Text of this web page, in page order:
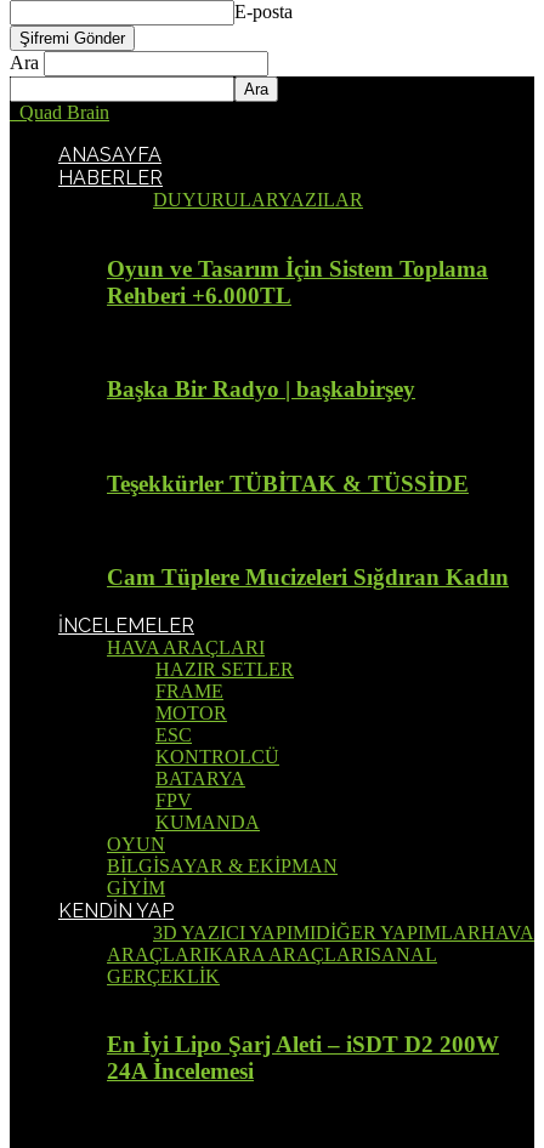
E-posta
Ara
Quad Brain
ANASAYFA
HABERLER
DUYURULARYAZILAR
Oyun ve Tasarım İçin Sistem Toplama
Rehberi +6.000TL
Başka Bir Radyo | başkabirşey
Teşekkürler TÜBİTAK & TÜSSİDE
Cam Tüplere Mucizeleri Sığdıran Kadın
İNCELEMELER
HAVA ARAÇLARI
HAZIR SETLER
FRAME
MOTOR
ESC
KONTROLCÜ
BATARYA
FPV
KUMANDA
OYUN
BİLGİSAYAR & EKİPMAN
GİYİM
KENDİN YAP
3D YAZICI YAPIMIDİĞER YAPIMLARHAVA
ARAÇLARIKARA ARAÇLARISANAL
GERÇEKLİK
En İyi Lipo Şarj Aleti – iSDT D2 200W
24A İncelemesi